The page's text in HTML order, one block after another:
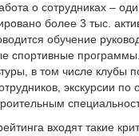
о сотрудниках –
более 3 тыс.
обучение
спортивные
в том числе
экскурсии
входят такие